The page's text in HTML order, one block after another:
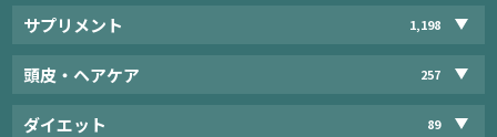
サプリメント 1,198
頭皮・ヘアケア 257
ダイエット 89